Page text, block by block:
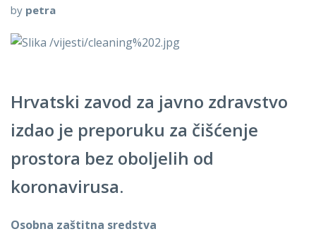
by petra
Hrvatski zavod za javno zdravstvo
izdao je preporuku za čišćenje
prostora bez oboljelih od
koronavirusa.
Osobna zaštitna sredstva